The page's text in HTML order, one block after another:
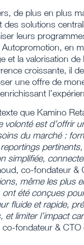
de plus en plus
des solutions
leurs
en
et la valorisation de
croissante, il
une offre de
que Kamino
volonté est d’offrir
du marché :
simplifiée,
co-fondateur &
même les plus
été conçues
fluide et rapide,
et limiter l’impact
co-fondateur &